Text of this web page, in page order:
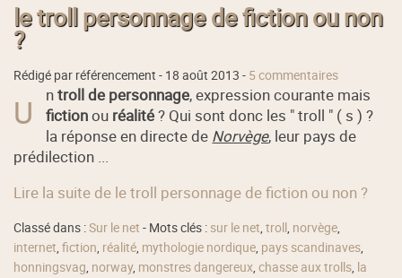
le troll personnage de fiction ou non
?
Rédigé par référencement - 18 août 2013 - 5 commentaires
U ntroll de personnage, expression courante mais
fictionou réalité? Qui sont donc les " troll " ( s ) ?
la réponse en directe de Norvège, leur pays de
prédilection ...
Lire la suite de le troll personnage de fiction ou non ?
Classé dans :Sur le net - Mots clés : sur le net,troll , norvège,
internet,fiction, réalité, mythologie nordique, pays scandinaves,
honningsvag, norway, monstres dangereux,chasse aux trolls, la